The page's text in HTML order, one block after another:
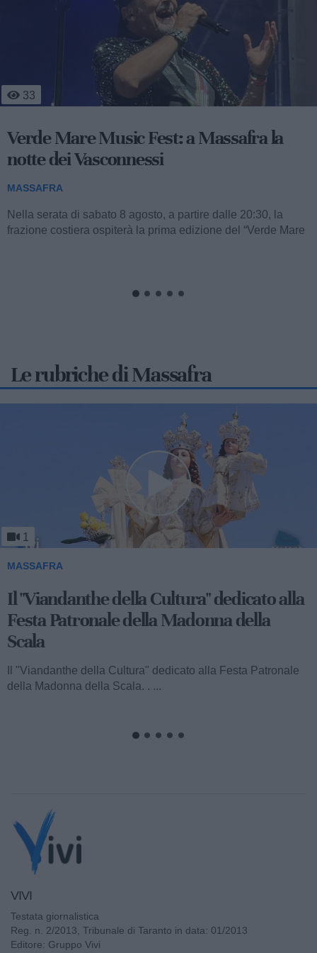
4
Massafra sul podio: la 13enne Francesca
Nitti è d'oro
MASSAFRA
A soli 13 anni, la giovanissima atleta massafrese Francesca
Nitti, portacolori del Settore Giovanile FITAV Regione
Le rubriche di Massafra
1
MASSAFRA
Viandanthe della Cultura: la "Chiesa
Rupestre della Buona Nuova"
Ecco a voi il terzo speciale del "Viandanthe della Cultura"
dedicato alla Madonna della Scala. Vi porteremo alla
scoperta della "Chiesa...
VIVI
Testata giornalistica
Reg. n. 2/2013, Tribunale di Taranto in data: 01/2013
Editore: Gruppo Vivi